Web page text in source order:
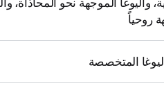
واليوغا الموجهة نحو المحاذاة،
روحياً
المتخصصة